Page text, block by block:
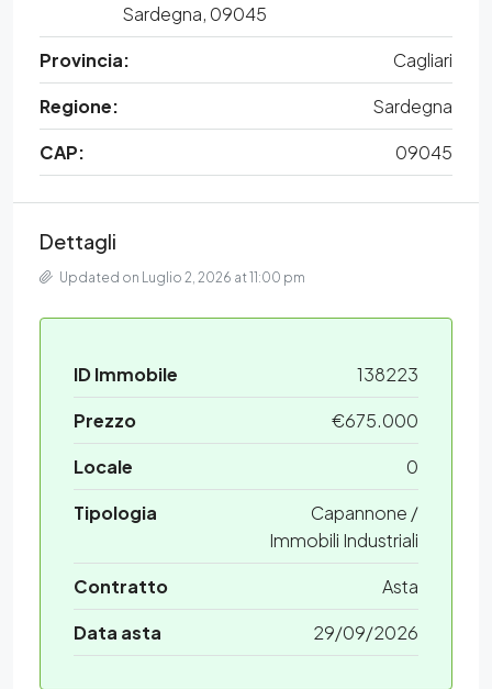
Sardegna, 09045
Provincia:
Cagliari
Regione:
Sardegna
CAP:
09045
Dettagli
Updated on Luglio 2, 2026 at 11:00 pm
ID Immobile
138223
Prezzo
€675.000
Locale
0
Tipologia
Capannone /
Immobili Industriali
Contratto
Asta
Data asta
29/09/2026